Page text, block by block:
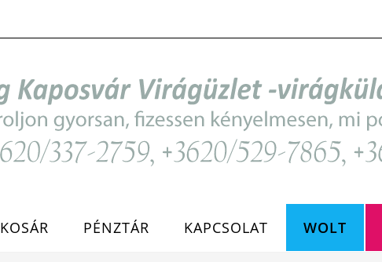
KOSÁR PÉNZTÁR KAPCSOLAT WOLT